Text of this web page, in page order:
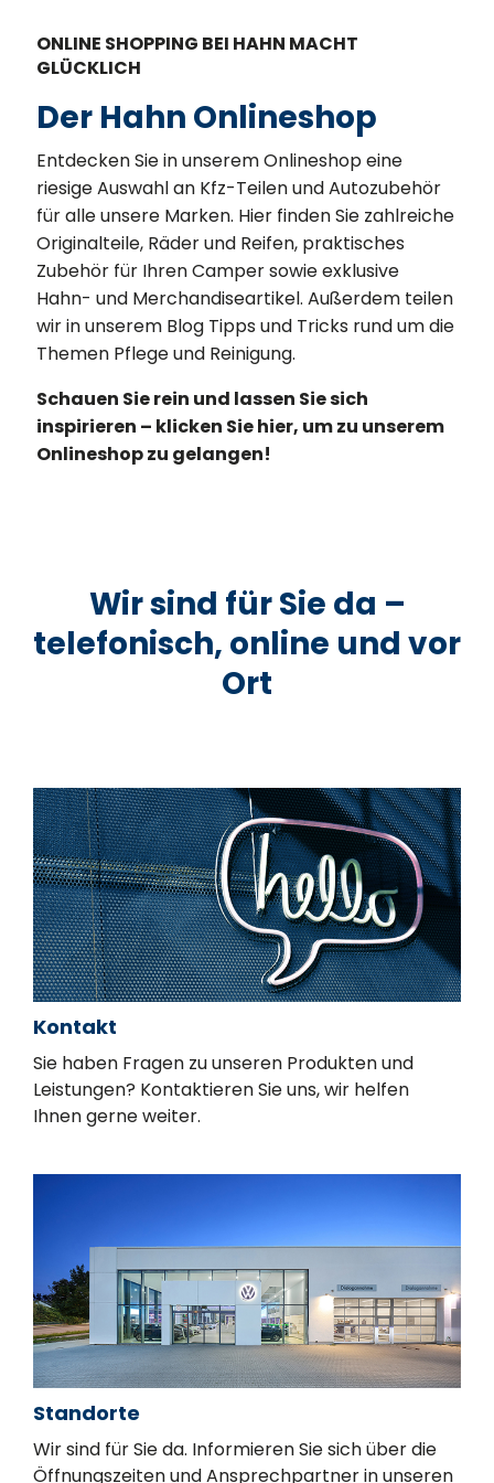
ONLINE SHOPPING BEI HAHN MACHT
GLÜCKLICH
Der Hahn Onlineshop
Entdecken Sie in unserem Onlineshop eine
riesige Auswahl an Kfz-Teilen und Autozubehör
für alle unsere Marken. Hier finden Sie zahlreiche
Originalteile, Räder und Reifen, praktisches
Zubehör für Ihren Camper sowie exklusive
Hahn- und Merchandiseartikel. Außerdem teilen
wir in unserem Blog Tipps und Tricks rund um die
Themen Pflege und Reinigung.
Schauen Sie rein und lassen Sie sich
inspirieren – klicken Sie hier, um zu unserem
Onlineshop zu gelangen!
Wir sind für Sie da –
telefonisch, online und vor
Ort
Kontakt
Sie haben Fragen zu unseren Produkten und
Leistungen? Kontaktieren Sie uns, wir helfen
Ihnen gerne weiter.
Standorte
Wir sind für Sie da. Informieren Sie sich über die
Öffnungszeiten und Ansprechpartner in unseren